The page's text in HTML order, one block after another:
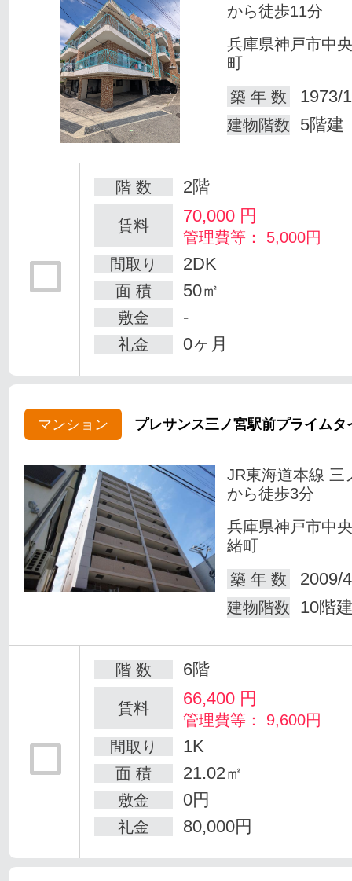
から徒歩11分
兵庫県神戸市中
町
築 年 数
1973/
建物階数 5階建
階 数 2階
賃料 70,000 円
管理費等： 5,000円
間取り
2DK
面 積 50㎡
敷金 -
礼金 0ヶ月
マンション プレサンス三ノ宮駅前プライムタ
JR東海道本線 三
から徒歩3分
兵庫県神戸市中
緒町
築 年 数
2009/
建物階数 10階
階 数 6階
賃料 66,400 円
管理費等： 9,600円
間取り
1K
面 積 21.02㎡
敷金 0円
礼金 80,000円